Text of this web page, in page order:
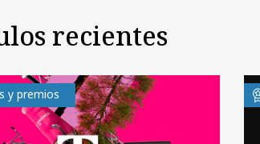
recientes
y premios